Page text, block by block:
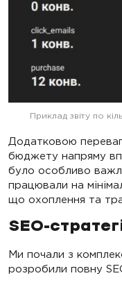
Приклад звіту по
Додатковою
бюджету напряму
було особливо
працювали на
що охоплення та
SEO-
Ми почали з
розробили повну